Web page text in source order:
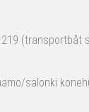
salonki